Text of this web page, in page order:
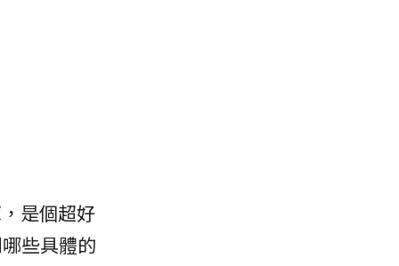
是個超好
些具體的